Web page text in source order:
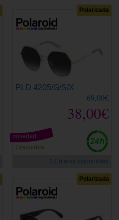
Polarizada
PLD 4205/G/S/X
69,00€
38,00€
Graduable
novedad
3 Colores disponibles
Polarizada